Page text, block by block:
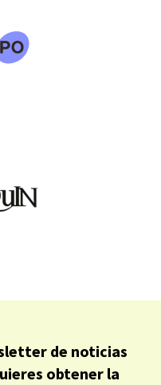
de noticias
obtener la